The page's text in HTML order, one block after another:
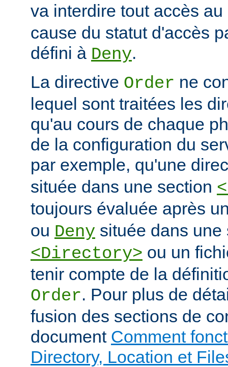
va interdire tout accès
cause du statut d'accès
défini à Deny.
La directive Order ne
lequel sont traitées les
qu'au cours de chaque
de la configuration du
par exemple, qu'une
située dans une section
toujours évaluée après
ou Deny située dans une
<Directory> ou un
tenir compte de la
Order. Pour plus de
fusion des sections de
document Comment
Directory, Location et